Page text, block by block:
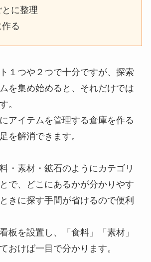
とに整理
作る
１つや２つで十分ですが、探索
を集め始めると、それだけでは
。
アイテムを管理する倉庫を作る
を解消できます。
・素材・鉱石のようにカテゴリ
で、どこにあるかが分かりやす
きに探す手間が省けるので便利
板を設置し、「食料」「素材」
おけば一目で分かります。